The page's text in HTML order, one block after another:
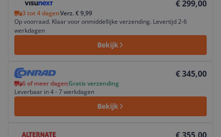
€ 299,00
3 tot 4 dagenVerz. € 9,99
Op voorraad. Klaar voor onmiddellijke verzending. Levertijd 2-6
werkdagen
Bekijk
€ 345,00
6 of meer dagenGratis verzending
Leverbaar in 4 - 7 werkdagen
Bekijk
Bekijk product